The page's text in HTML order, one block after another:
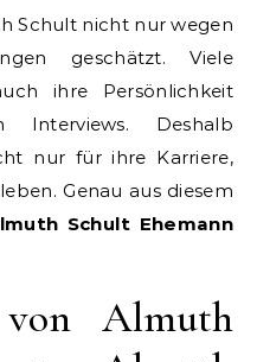
Schult nicht nur wegen
geschätzt. Viele
ihre Persönlichkeit
Deshalb
nur für ihre Karriere,
Genau aus diesem
Schult Ehemann
Almuth